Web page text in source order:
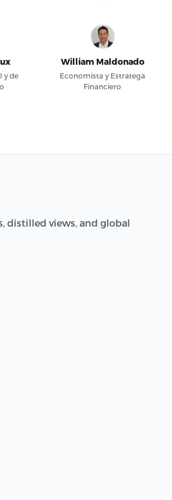
y de
William Maldonado
Economista y Estratega
Financiero
distilled views, and global